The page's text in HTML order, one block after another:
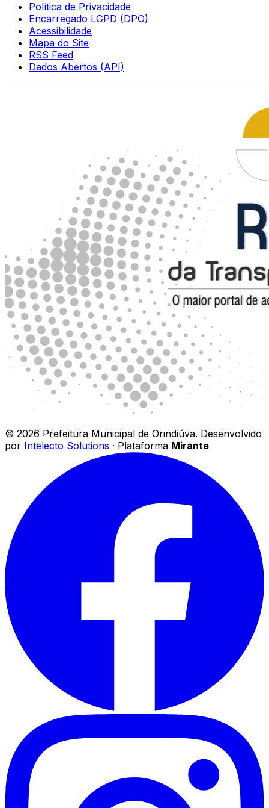
Política de Privacidade
Encarregado LGPD (DPO)
Acessibilidade
Mapa do Site
RSS Feed
Dados Abertos (API)
© 2026 Prefeitura Municipal de Orindiúva. Desenvolvido
por Intelecto Solutions · Plataforma Mirante